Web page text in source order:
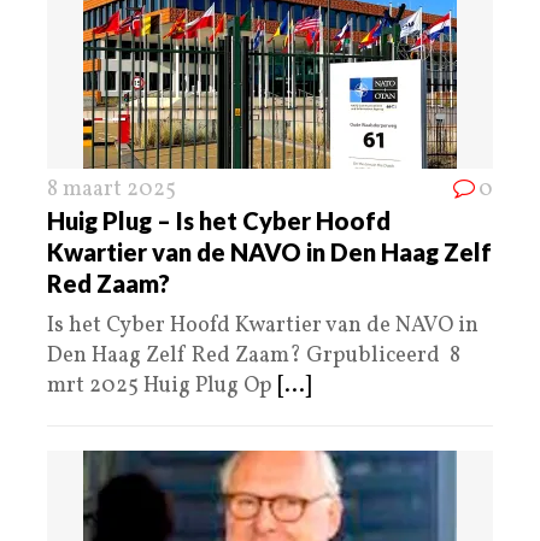
8 maart 2025 0
Huig Plug – Is het Cyber Hoofd
Kwartier van de NAVO in Den Haag Zelf
Red Zaam?
Is het Cyber Hoofd Kwartier van de NAVO in
Den Haag Zelf Red Zaam? Grpubliceerd 8
mrt 2025 Huig Plug Op [...]